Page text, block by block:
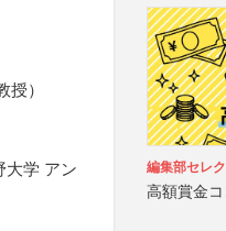
）
大学 アン
編集部セレ
高額賞金